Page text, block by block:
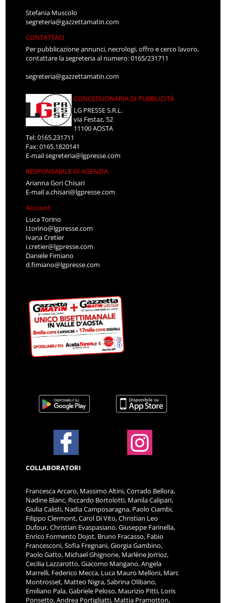
Stefania Muscolo
segreteria@gazzettamatin.com
CONTATTACI
Per pubblicazione annunci, necrologi, offro e cerco lavoro,
contattare la segreteria al numero: 0165/231711
segreteria@gazzettamatin.com
CONCESSIONARIA DI PUBBLICITÀ
LG PRESSE S.R.L.
via Festaz, 52
11100 AOSTA
Tel: 0165.231711
Fax: 0165.1820141
E-mailsegreteria@lgpresse.com
RESPONSABILE DI AGENZIA
Arianna Gori Chisari
E-maila.chisari@lgpresse.com
Account
Luca Torino
l.torino@lgpresse.com
Ivana Cretier
i.cretier@lgpresse.com
Daniele Fimiano
d.fimiano@lgpresse.com
COLLABORATORI
Francesca Arcaro, Massimo Altini, Corrado Bellora,
Nadine Blanc, Riccardo Bortolotti, Manila Calipari,
Giulia Calisti, Nadia Camposaragna, Paolo Ciambi,
Filippo Clermont, Carol Di Vito, Christian Leo
Dufour, Christian Evaspasiano, Giuseppe Farinella,
Enrico Formento Dojot, Bruno Fracasso, Fabio
Francesconi, Sofia Fregnani, Giorgia Gambino,
Paolo Gatto, Michael Ghignone, Marlène Jorrioz,
Cecilia Lazzarotto, Giacomo Mangano, Angela
Marrelli, Federico Mecca, Luca Mauro Melloni, Marc
Montrosset, Matteo Nigra, Sabrina Olibano,
Emiliano Pala, Gabriele Peloso, Maurizio Pitti, Loris
Ponsetto, Andrea Portigliatti, Mattia Pramotton,